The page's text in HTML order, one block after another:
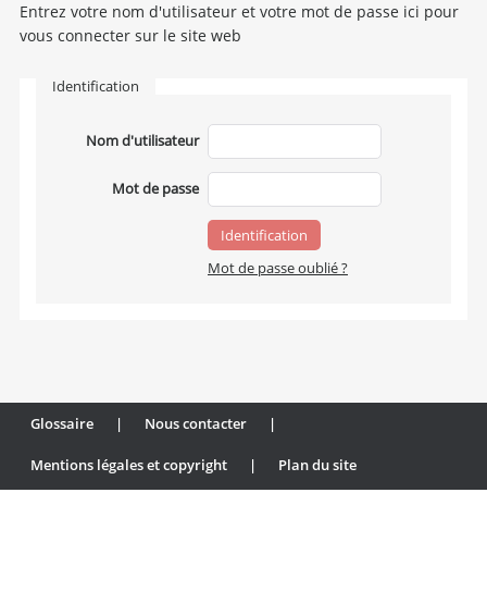
Entrez votre nom d'utilisateur et votre mot de passe ici pour
vous connecter sur le site web
Identification
Nom d'utilisateur
Mot de passe
Mot de passe oublié ?
Glossaire | Nous contacter |
Mentions légales et copyright | Plan du site